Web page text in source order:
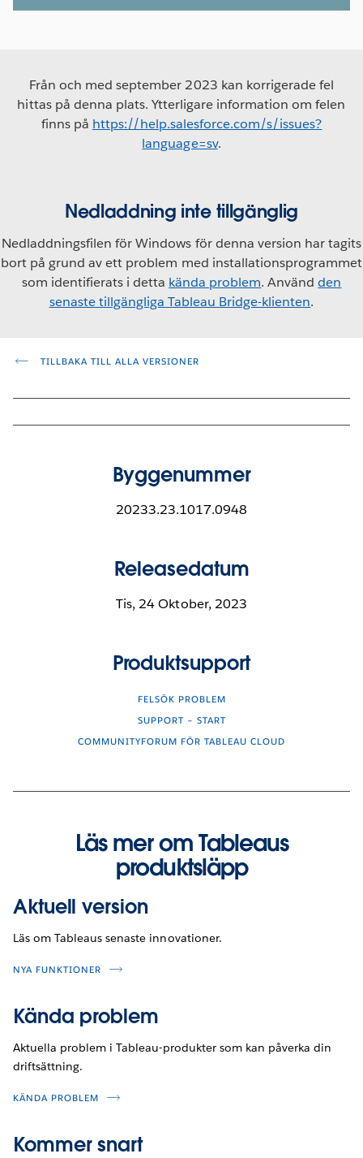
Från och med september 2023 kan korrigerade fel
hittas på denna plats. Ytterligare information om felen
finns på https://help.salesforce.com/s/issues?
language=sv.
Nedladdning inte tillgänglig
Nedladdningsfilen för Windows för denna version har tagits
bort på grund av ett problem med installationsprogrammet
som identifierats i detta kända problem. Användden
senaste tillgängliga Tableau Bridge-klienten.
TILLBAKA TILL ALLA VERSIONER
Byggenummer
20233.23.1017.0948
Releasedatum
Tis, 24 Oktober, 2023
Produktsupport
FELSÖK PROBLEM
SUPPORT – START
COMMUNITYFORUM FÖR TABLEAU CLOUD
Läs mer om Tableaus
produktsläpp
Aktuell version
Läs om Tableaus senaste innovationer.
NYA FUNKTIONER
Kända problem
Aktuella problem i Tableau-produkter som kan påverka din
driftsättning.
KÄNDA PROBLEM
Kommer snart